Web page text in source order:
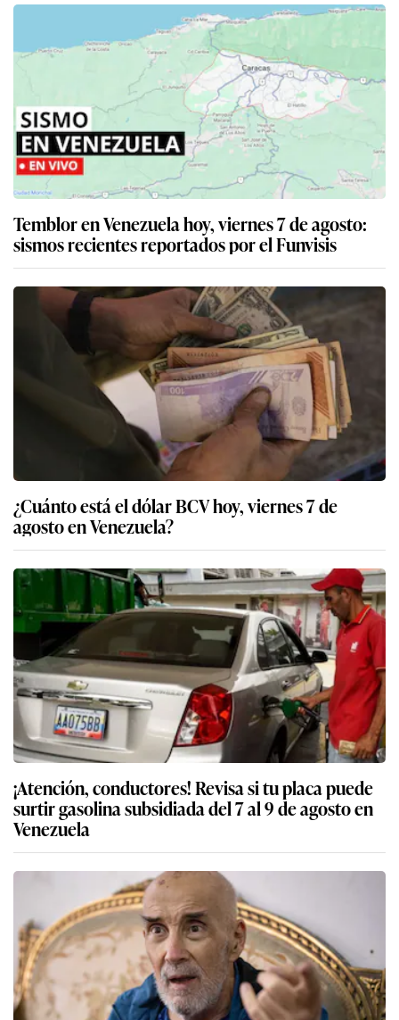
Temblor en Venezuela hoy, viernes 7 de agosto:
sismos recientes reportados por el Funvisis
¿Cuánto está el dólar BCV hoy, viernes 7 de
agosto en Venezuela?
¡Atención, conductores! Revisa si tu placa puede
surtir gasolina subsidiada del 7 al 9 de agosto en
Venezuela